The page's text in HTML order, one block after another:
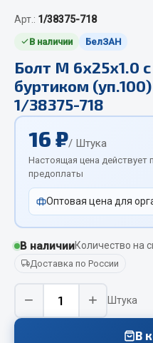
QITONG
Весь раздел
Отопители салона,
Жидкостные подогреватели
Отопители салона
Подогреватели тосола
Весь раздел
Автотовары
Автозвук
Аксессуары
Арт.: 1/38375-718
В наличии БелЗАН
Болт М 6х25х1.0
буртиком
1/38375-718
16 ₽/ Штука
Настоящая цена действует
предоплаты
Оптовая цена для
В наличииКоличество на
Доставка по России
− + Штука
В